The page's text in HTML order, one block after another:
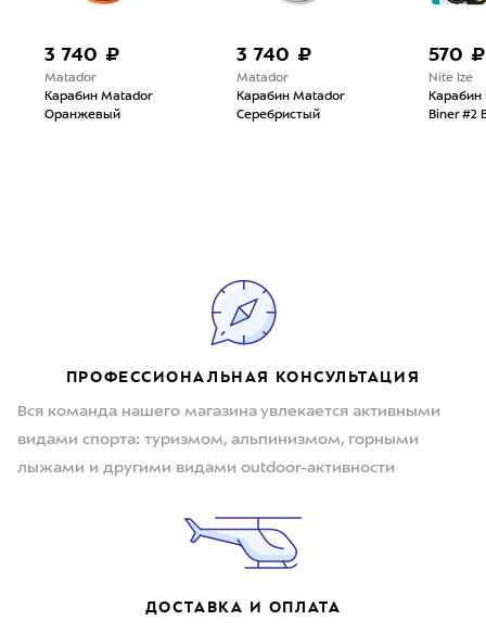
3 740 ₽
Matador
Карабин Matador
Оранжевый
3 740 ₽
Matador
Карабин Matador
Серебристый
570 ₽
Nite Ize
Карабин
Biner #2
ПРОФЕССИОНАЛЬНАЯ КОНСУЛЬТАЦИЯ
Вся команда нашего магазина увлекается активными
видами спорта: туризмом, альпинизмом, горными
лыжами и другими видами outdoor-активности
ДОСТАВКА И ОПЛАТА